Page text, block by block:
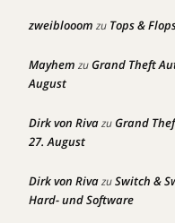
zweiblooom zu Tops &
Mayhem zuGrand Theft
August
Dirk von RivazuGrand
27. August
Dirk von RivazuSwitch &
Hard- und Software